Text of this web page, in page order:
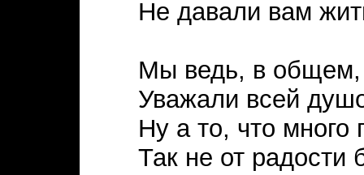
Не давали вам
Мы ведь, в
Уважали всей
Ну а то, что много
Так не от радости